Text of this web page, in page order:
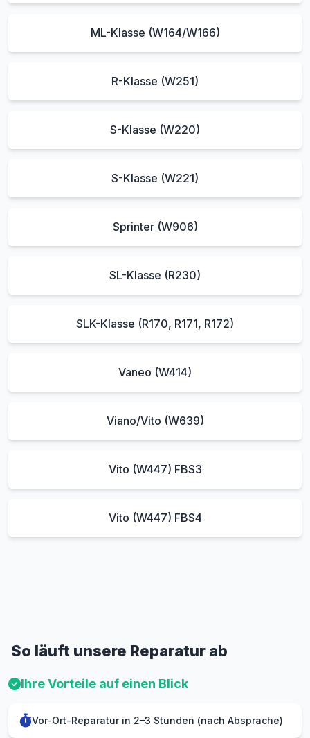
ML-Klasse (W164/W166)
R-Klasse (W251)
S-Klasse (W220)
S-Klasse (W221)
Sprinter (W906)
SL-Klasse (R230)
SLK-Klasse (R170, R171, R172)
Vaneo (W414)
Viano/Vito (W639)
Vito (W447) FBS3
Vito (W447) FBS4
So läuft unsere Reparatur ab
Ihre Vorteile auf einen Blick
Vor-Ort-Reparatur in 2–3 Stunden (nach Absprache)